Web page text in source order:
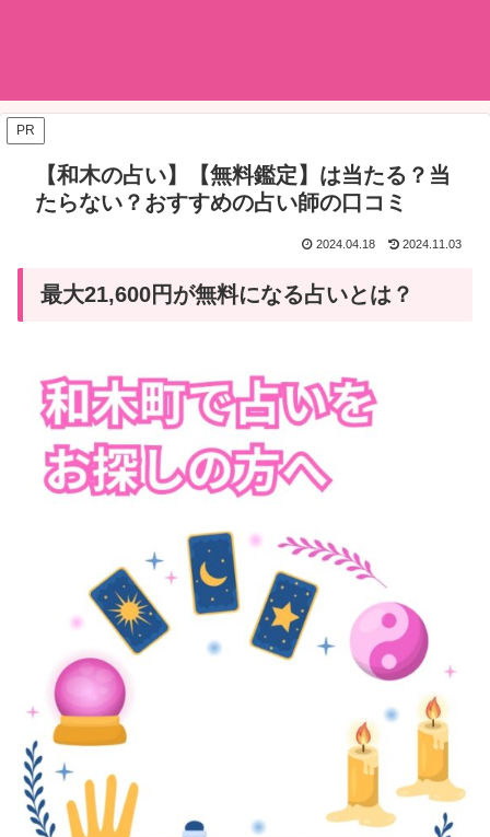
PR
【和木の占い】【無料鑑定】は当たる？当
たらない？おすすめの占い師の口コミ
2024.04.18 2024.11.03
最大21,600円が無料になる占いとは？